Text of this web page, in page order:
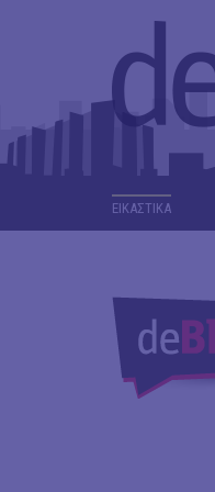
ΕΙΚΑΣΤΙΚΑ